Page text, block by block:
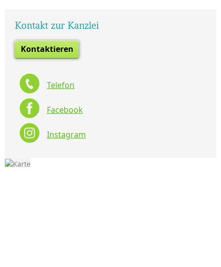
Kontakt zur Kanzlei
Kontaktieren
Telefon
Facebook
Instagram